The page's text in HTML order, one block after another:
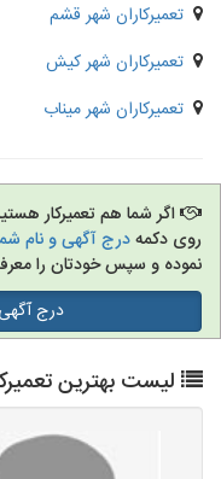
تعمیرکاران شهر قشم
تعمیرکاران شهر کیش
تعمیرکاران شهر میناب
اگر شما هم تعمیرکار
روی دکمهدرج آگهی و نام
نموده و سپس خودتان را
درج
لیست بهترین